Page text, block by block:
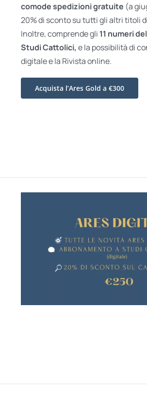
comode spedizioni gratuite (a
20% di sconto su tutti gli altri titoli
Inoltre, comprende gli 11 numeri
Studi Cattolici, e la possibilità di
digitale e la Rivista online.
Acquista l’Ares Gold a €300